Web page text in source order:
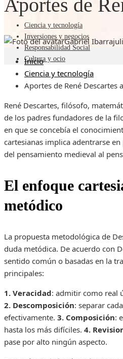
CULTURA Y OCIO
Ciencia y tecnología
Inversiones y negocios
Responsabilidad Social
Cultura y ocio
Aportes de
Gabriel Ibarra
Inicio
Ciencia y tecnología
Aportes de René Descartes
René Descartes, filósofo,
de los padres fundadores de la
en que se concebía el
cartesianas implica adentrarse
del pensamiento medieval al
El enfoque
metódico
La propuesta metodológica de
duda metódica. De acuerdo con
sentido común o basadas en la
principales:
1. Veracidad: admitir como real
2. Descomposición: separar
efectivamente. 3. Composición:
hasta los más difíciles. 4.
pase por alto ningún aspecto.